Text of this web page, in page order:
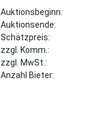
Auktionsbeginn:
Auktionsende:
Schätzpreis:
zzgl. Komm.:
zzgl. MwSt.:
Anzahl Bieter: